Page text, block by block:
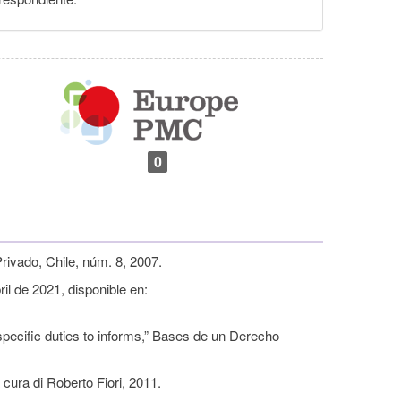
0
Chile, núm. 8, 2007.
de 2021, disponible en:
duties to informs,” Bases de un Derecho
di Roberto Fiori, 2011.